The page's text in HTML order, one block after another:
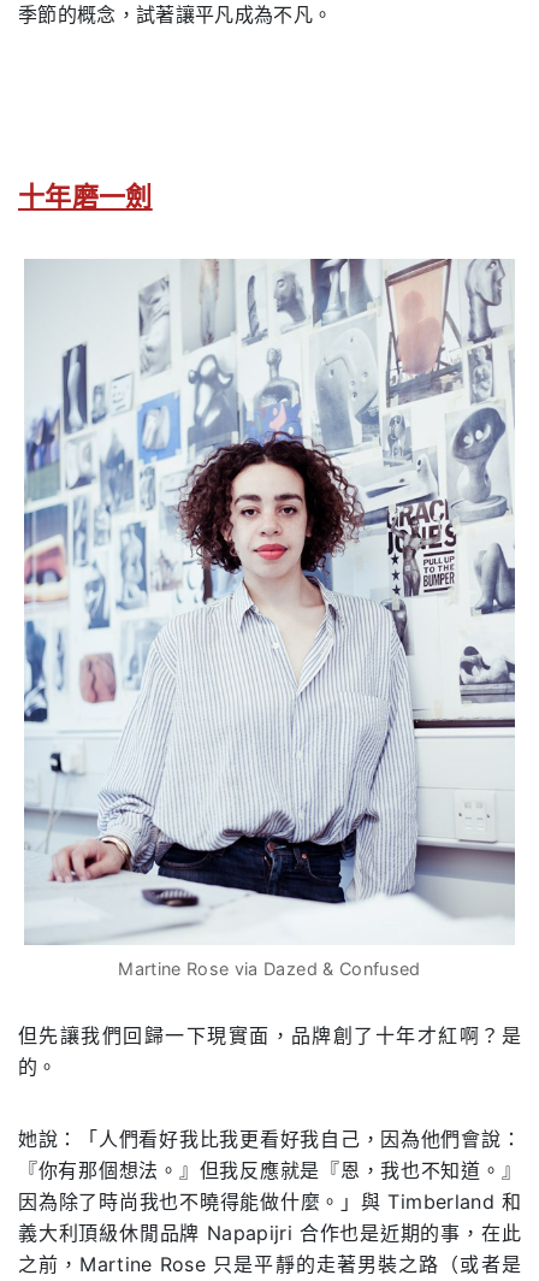
季節的概念，試著讓平凡成為不凡。
十年磨一劍
Martine Rose via Dazed & Confused
但先讓我們回歸一下現實面，品牌創了十年才紅啊？是
的。
她說：「人們看好我比我更看好我自己，因為他們會說：
『你有那個想法。』但我反應就是『恩，我也不知道。』
因為除了時尚我也不曉得能做什麼。」與 Timberland 和
義大利頂級休閒品牌 Napapijri 合作也是近期的事，在此
之前，Martine Rose 只是平靜的走著男裝之路（或者是